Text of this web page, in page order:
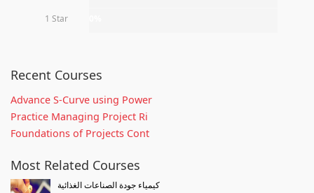
1 Star
Recent Courses
Advance S-Curve using Power
Practice Managing Project Ri
Foundations of Projects Cont
Most Related Courses
كيمياء جودة الصناعات الغذائية